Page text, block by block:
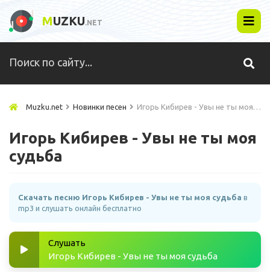
MUZKU.NET
Muzku.net Новинки песен Игорь Кибирев - Увы не ты моя судьба
Игорь Кибирев - Увы не ты моя
судьба
Скачать песню Игорь Кибирев - Увы не ты моя судьба в
mp3 и слушать онлайн бесплатно
Слушать
Игорь Кибирев - Увы не ты моя судьба